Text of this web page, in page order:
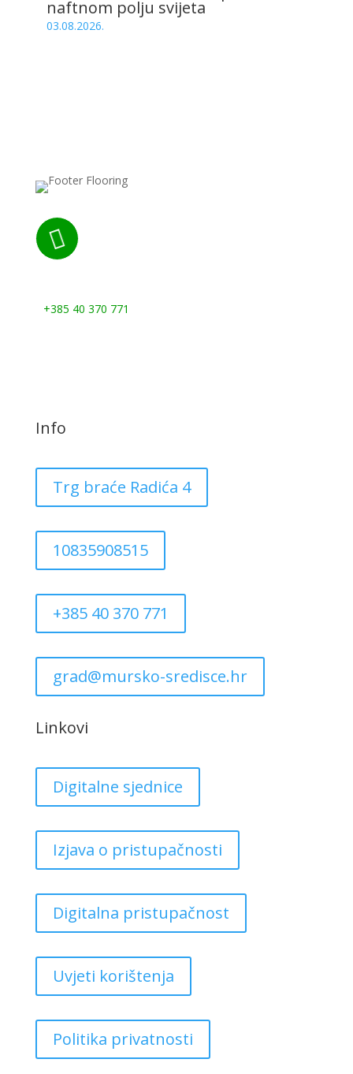
naftnom polju svijeta
03.08.2026.

+385 40 370 771
Info
Trg braće Radića 4
10835908515
+385 40 370 771
grad@mursko-sredisce.hr
Linkovi
Digitalne sjednice
Izjava o pristupačnosti
Digitalna pristupačnost
Uvjeti korištenja
Politika privatnosti